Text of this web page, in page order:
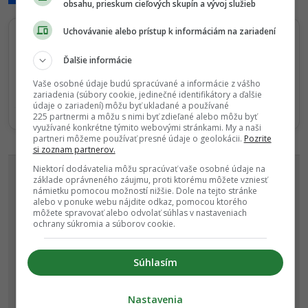
☆Sledovať
Po otvorení kliknite na hviezdičku ★ Sledovať
REKLAMA
obsahu, prieskum cieľových skupín a vývoj služieb
Uchovávanie alebo prístup k informáciám na zariadení
Ďalšie informácie
Vaše osobné údaje budú spracúvané a informácie z vášho
zariadenia (súbory cookie, jedinečné identifikátory a ďalšie
údaje o zariadení) môžu byť ukladané a používané
225 partnermi a môžu s nimi byť zdieľané alebo môžu byť
využívané konkrétne týmito webovými stránkami. My a naši
partneri môžeme používať presné údaje o geolokácii. Pozrite
si zoznam partnerov.
Niektorí dodávatelia môžu spracúvať vaše osobné údaje na
základe oprávneného záujmu, proti ktorému môžete vzniesť
námietku pomocou možností nižšie. Dole na tejto stránke
alebo v ponuke webu nájdite odkaz, pomocou ktorého
môžete spravovať alebo odvolať súhlas v nastaveniach
ochrany súkromia a súborov cookie.
Súhlasím
Nastavenia